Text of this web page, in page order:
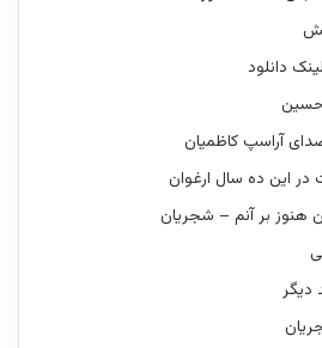
حسین
آراسپ کاظمیان
این ده سال ارغوان
هنوز بر آنم – شجریان